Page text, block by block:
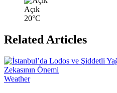
Açık
20°C
Related Articles
Weather